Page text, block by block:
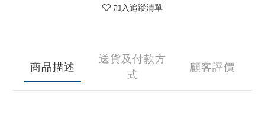
加入追蹤清單
商品描述
送貨及付款方
式
顧客評價